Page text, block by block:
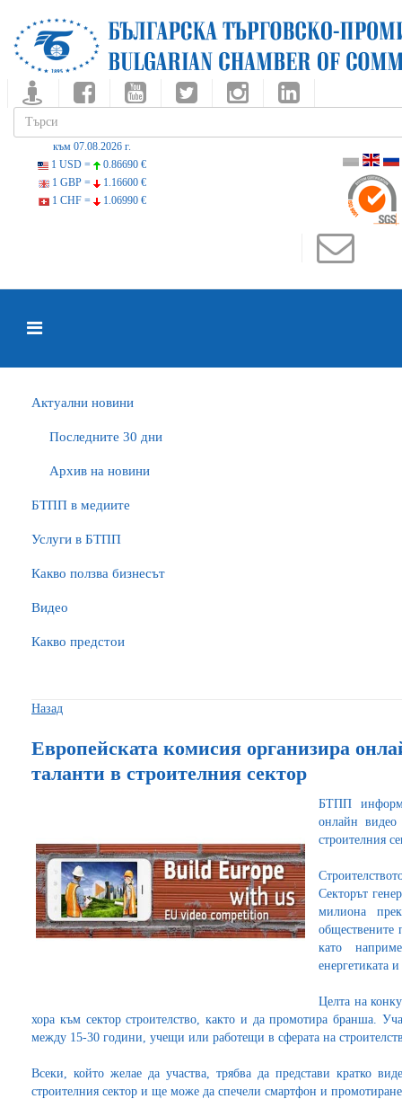
към 07.08.2026 г.
1 USD =
0.86690 €
1 GBP =
1.16600 €
1 CHF =
1.06990 €
Актуални новини
Последните 30 дни
Архив на новини
БTПП в медиите
Услуги в БТПП
Какво ползва бизнесът
Видео
Какво предстои
Назад
Европейската комисия организира
таланти в строителния сектор
БТПП
онлайн видео
строителния
Секторът
милиона
обществените
като
енергетиката
Целта на
хора към сектор строителство, както и да промотира бранша.
между 15-30 години, учещи или работещи в сферата на
Всеки, който желае да участва, трябва да представи кратко
строителния сектор и ще може да спечели смартфон и